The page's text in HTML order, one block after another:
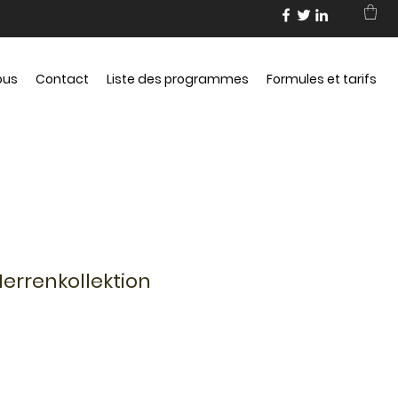
Contact Liste des programmes Formules et tarifs